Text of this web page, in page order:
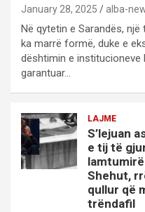
January 28, 2025 alba-
Në qytetin e Sarandës,
ka marrë formë, duke e
dështimin e institucioneve
garantuar…
LAJME
S’lejuan
e tij të
Shehut,
qullur që
trëndafil